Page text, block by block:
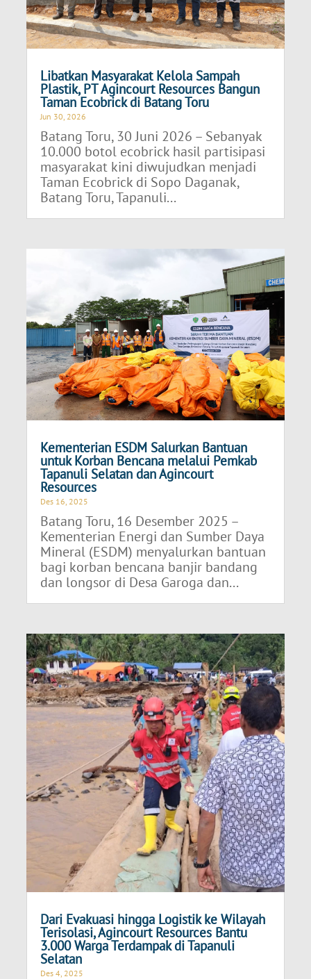
Libatkan Masyarakat Kelola Sampah
Plastik, PT Agincourt Resources Bangun
Taman Ecobrick di Batang Toru
Jun 30, 2026
Batang Toru, 30 Juni 2026 – Sebanyak
10.000 botol ecobrick hasil partisipasi
masyarakat kini diwujudkan menjadi
Taman Ecobrick di Sopo Daganak,
Batang Toru, Tapanuli...
Kementerian ESDM Salurkan Bantuan
untuk Korban Bencana melalui Pemkab
Tapanuli Selatan dan Agincourt
Resources
Des 16, 2025
Batang Toru, 16 Desember 2025 –
Kementerian Energi dan Sumber Daya
Mineral (ESDM) menyalurkan bantuan
bagi korban bencana banjir bandang
dan longsor di Desa Garoga dan...
Dari Evakuasi hingga Logistik ke Wilayah
Terisolasi, Agincourt Resources Bantu
3.000 Warga Terdampak di Tapanuli
Selatan
Des 4, 2025